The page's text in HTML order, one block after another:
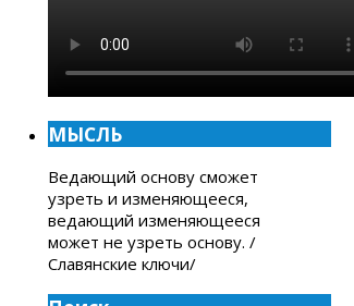
МЫСЛЬ
Ведающий основу сможет
узреть и изменяющееся,
ведающий изменяющееся
может не узреть основу. /
Славянские ключи/